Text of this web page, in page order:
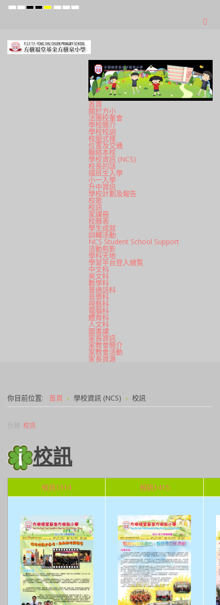
Default
NightHighHighHighSetSetSet
首頁
關於方小
法團校董會
學校簡介
學校校訓
校服式樣
位置及交通
聯絡本校
學校資訊 (NCS)
校長的話
插班生入學
小一入學
升中資訊
學校計劃及報告
校歌
校訊
家課冊
校曆表
學生成就
訓輔活動
NCS Student School Support
活動剪影
學科天地
學習平台登入總覧
中文科
英文科
數學科
普通話科
音樂科
視藝科
電腦科
體育科
人文科
圖書課
家長資訊
家教會簡介
家教會活動
家長資源
你目前位置: 首頁 學校資訊 (NCS) 校訊
分類: 校訊
校訊
校訊1314 校訊1415